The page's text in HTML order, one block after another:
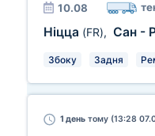
10.08
Ніцца (FR), Сан -
Збоку Задня
1 день тому (13:28